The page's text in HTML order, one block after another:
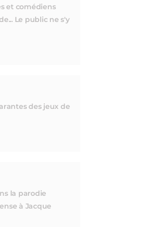
et comédiens
Le public ne s'y
des jeux de
la parodie
à Jacque